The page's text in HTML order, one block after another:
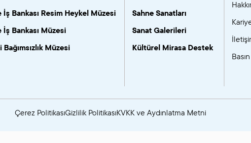
SANAT
KÜLTÜREL MIRASA
İş Bankası Resim Heykel Müzesi
İş Bankası Müzesi
Müzesi
Sahne Sanatları
Sanat Galerileri
Kültürel Mirasa Destek
Çerez PolitikasıGizlilik PolitikasıKVKK ve Aydınlatma Metni